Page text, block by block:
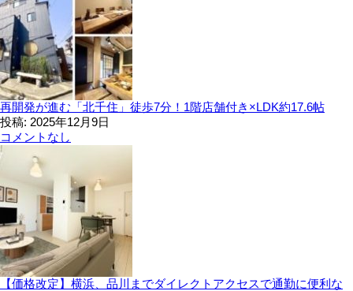
再開発が進む「北千住」徒歩7分！1階店舗付き×LDK約17.6帖
投稿: 2025年12月9日
コメントなし
【価格改定】横浜、品川までダイレクトアクセスで通勤に便利な